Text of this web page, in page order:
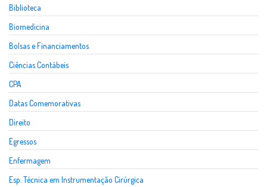
Biblioteca
Biomedicina
Bolsas e Financiamentos
Ciências Contábeis
CPA
Datas Comemorativas
Direito
Egressos
Enfermagem
Esp. Técnica em Instrumentação Cirúrgica